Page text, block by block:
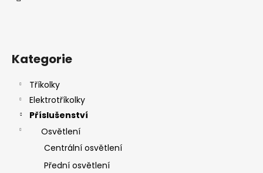
Kategorie
Tříkolky
Elektrotříkolky
Příslušenství
Osvětlení
Centrální osvětlení
Přední osvětlení